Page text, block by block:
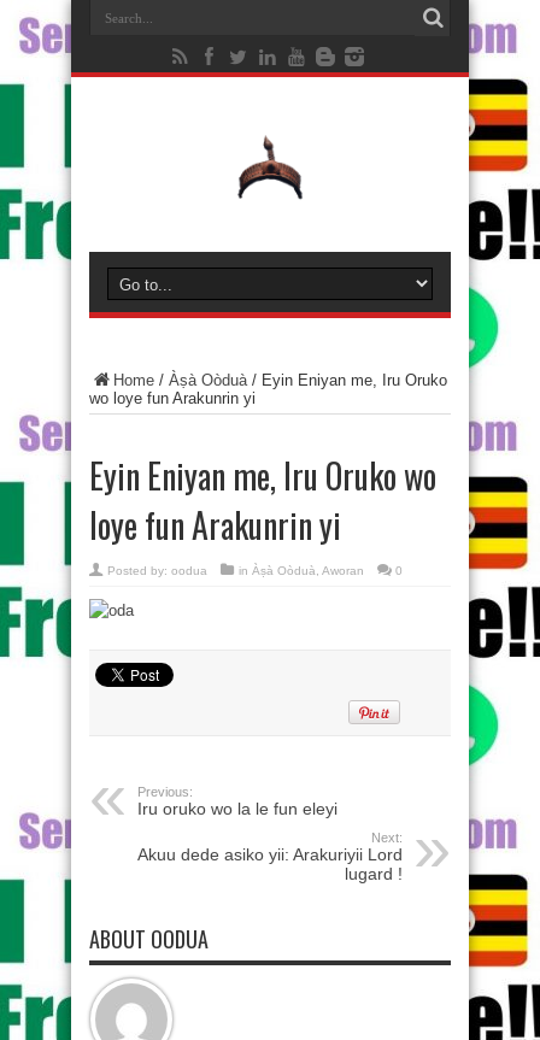
Home / Àṣà Oòduà/ Eyin Eniyan me, Iru Oruko
wo loye fun Arakunrin yi
Eyin Eniyan me, Iru Oruko wo
loye fun Arakunrin yi
Posted by: oodua in Àṣà Oòduà Aworan 0
Previous:
Iru oruko wo la le fun eleyi
Next:
Akuu dede asiko yii: Arakuriyii Lord
lugard !
ABOUT OODUA